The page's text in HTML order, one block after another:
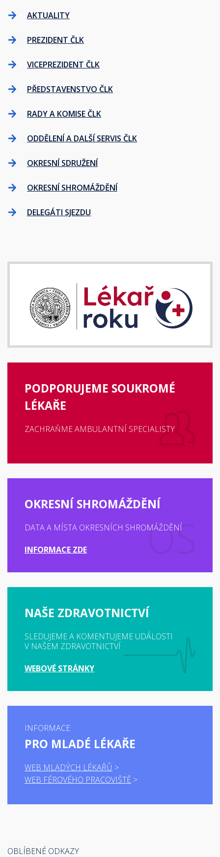
AKTUALITY
PREZIDENT ČLK
VICEPREZIDENT ČLK
PŘEDSTAVENSTVO ČLK
RADY A KOMISE ČLK
ODDĚLENÍ A DALŠÍ SERVIS ČLK
OKRESNÍ SDRUŽENÍ
OKRESNÍ SHROMÁŽDĚNÍ
DELEGÁTI SJEZDU
PODPORUJEME SOUKROMÉ
LÉKAŘE
ZACHRAŇME AMBULANTNÍ SPECIALISTY
OKRESNÍ SHROMÁŽDĚNÍ
DATA A MÍSTA OKRESNÍCH SHROMÁŽDĚNÍ
INFORMACE ZDE
NAŠE ZDRAVOTNICTVÍ
SLEDUJEME A KOMENTUJEME UDÁLOSTI
V NAŠEM ZDRAVOTNICTVÍ
WEBOVÉ STRÁNKY
INFORMACE
PRO MLADÉ LÉKAŘE
WEB MLADÝCH LÉKAŘŮ
WEB FÉROVÉHO PRACOVIŠTĚ
OBLÍBENÉ ODKAZY